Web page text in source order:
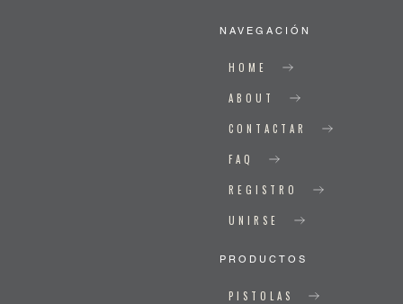
NAVEGACIÓN
HOME
ABOUT
CONTACTAR
FAQ
REGISTRO
UNIRSE
PRODUCTOS
PISTOLAS